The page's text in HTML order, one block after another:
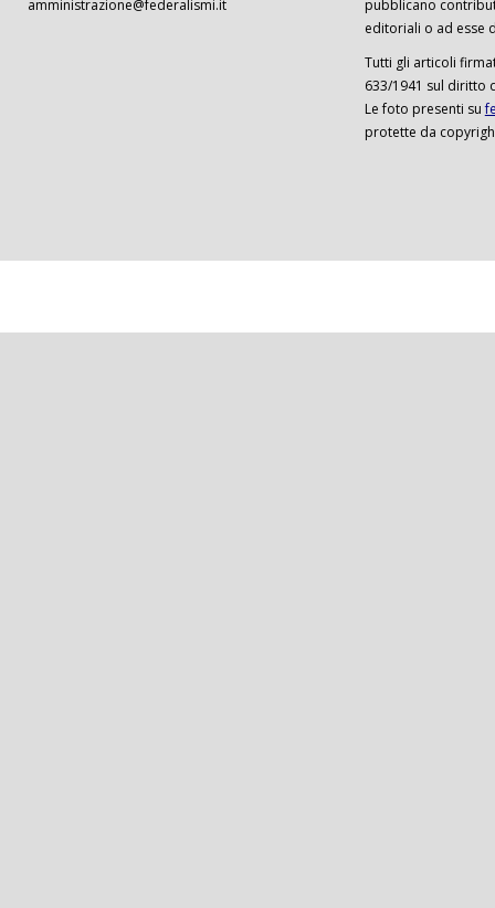
amministrazione@federalismi.it
pubblicano
editoriali o ad esse
Tutti gli articoli
633/1941 sul diritto
Le foto presenti su
protette da